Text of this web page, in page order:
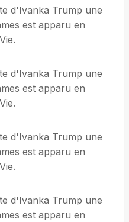
d'Ivanka Trump une
est apparu en
d'Ivanka Trump une
est apparu en
d'Ivanka Trump une
est apparu en
d'Ivanka Trump une
est apparu en